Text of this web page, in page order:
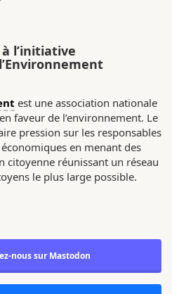
l’initiative
est une association nationale
faveur de l’environnement. Le
pression sur les responsables
en menant des
citoyenne réunissant un réseau
le plus large possible.
nous sur Mastodon